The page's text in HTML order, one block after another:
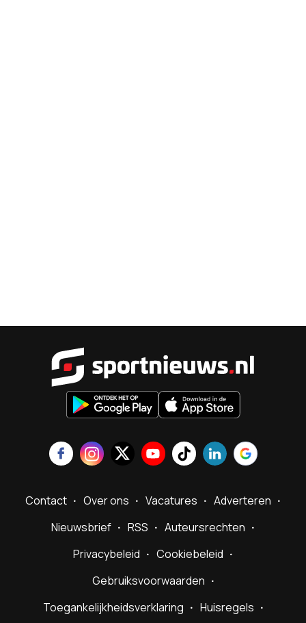
Contact Over ons Vacatures
Adverteren
Nieuwsbrief
RSS
Auteursrechten
Privacybeleid
Cookiebeleid
Gebruiksvoorwaarden
Toegankelijkheidsverklaring
Huisregels